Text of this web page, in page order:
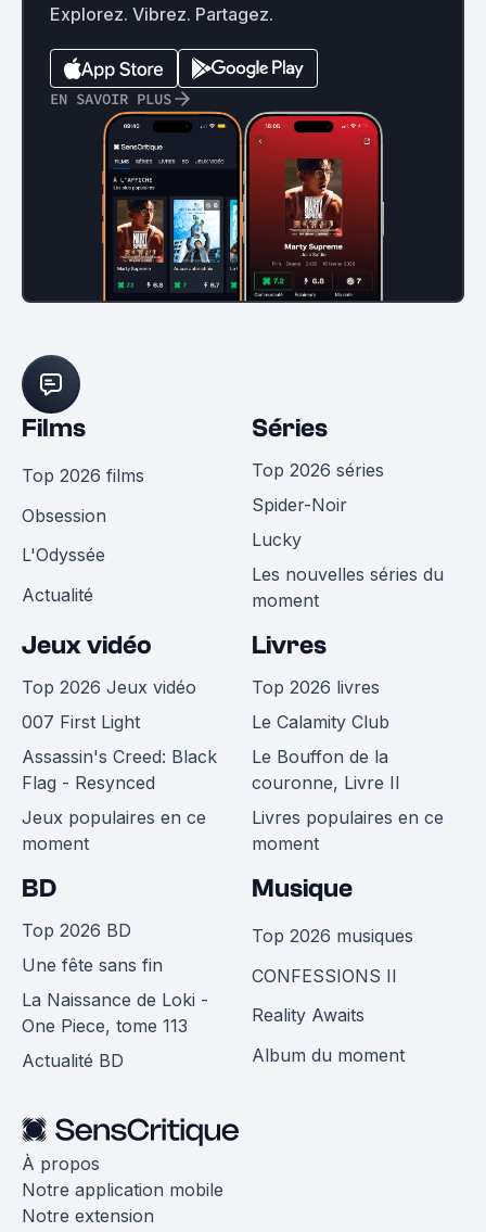
Explorez. Vibrez. Partagez.
EN SAVOIR PLUS
Films
Top 2026 films
Obsession
L'Odyssée
Actualité
Séries
Top 2026 séries
Spider-Noir
Lucky
Les nouvelles séries du
moment
Jeux vidéo
Top 2026 Jeux vidéo
007 First Light
Assassin's Creed: Black
Flag - Resynced
Jeux populaires en ce
moment
Livres
Top 2026 livres
Le Calamity Club
Le Bouffon de la
couronne, Livre II
Livres populaires en ce
moment
BD
Top 2026 BD
Une fête sans fin
La Naissance de Loki -
One Piece, tome 113
Actualité BD
Musique
Top 2026 musiques
CONFESSIONS II
Reality Awaits
Album du moment
À propos
Notre application mobile
Notre extension